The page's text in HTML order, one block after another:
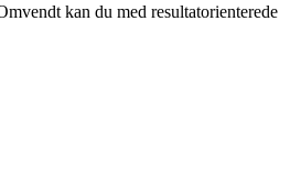
kan du med resultatorienterede